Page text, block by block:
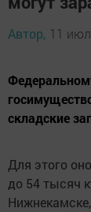
Автор, 11
складские
Для этого
до 54 тысяч